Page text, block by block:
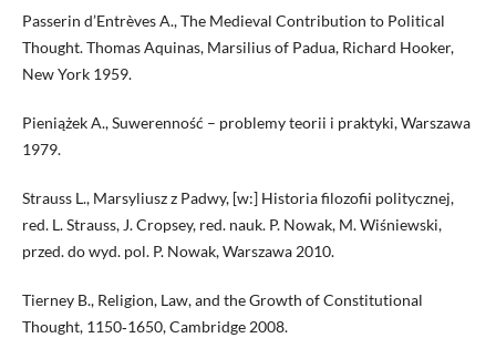
Passerin d’Entrèves A., The Medieval Contribution to Political
Thought. Thomas Aquinas, Marsilius of Padua, Richard Hooker,
New York 1959.
Pieniążek A., Suwerenność – problemy teorii i praktyki, Warszawa
1979.
Strauss L., Marsyliusz z Padwy, [w:] Historia filozofii politycznej,
red. L. Strauss, J. Cropsey, red. nauk. P. Nowak, M. Wiśniewski,
przed. do wyd. pol. P. Nowak, Warszawa 2010.
Tierney B., Religion, Law, and the Growth of Constitutional
Thought, 1150‑1650, Cambridge 2008.